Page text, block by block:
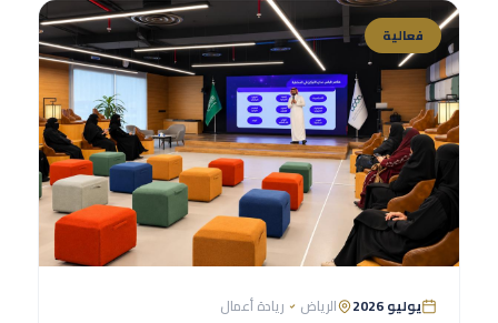
فعالية
يوليو 2026 الرياض ريادة أعمال